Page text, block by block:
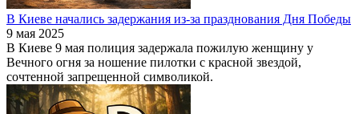
В Киеве начались задержания из-за празднования Дня Победы
9 мая 2025
В Киеве 9 мая полиция задержала пожилую женщину у
Вечного огня за ношение пилотки с красной звездой,
сочтенной запрещенной символикой.